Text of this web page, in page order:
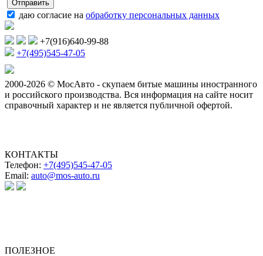
даю согласие на обработку персональных данных
+7(916)640-99-88
+7(495)545-47-05
2000-2026 © МосАвто - скупаем битые машины иностранного
и российского производства. Вся информация на сайте носит
справочный характер и не является публичной офертой.
КОНТАКТЫ
Телефон: +7(495)545-47-05
Email: auto@mos-auto.ru
ПОЛЕЗНОЕ